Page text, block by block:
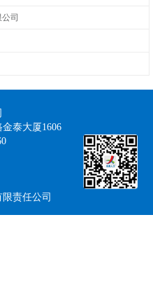
司
泰大厦1606
责任公司